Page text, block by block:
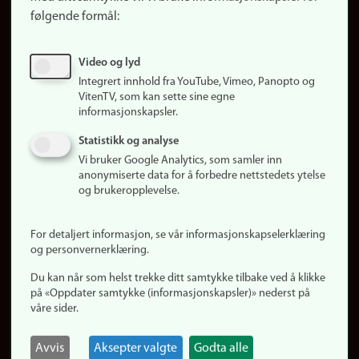
Finn studier
Ledige stillinger
Om nettstedet
Informasjonskapsler
Personvern
Logg inn
Rediger din ansattside
følgende formål:
Video og lyd
Integrert innhold fra YouTube, Vimeo, Panopto og
VitenTV, som kan sette sine egne
informasjonskapsler.
Statistikk og analyse
Vi bruker Google Analytics, som samler inn
anonymiserte data for å forbedre nettstedets ytelse
og brukeropplevelse.
For detaljert informasjon, se vår informasjonskapselerklæring
og personvernerklæring.
Du kan når som helst trekke ditt samtykke tilbake ved å klikke
på «Oppdater samtykke (informasjonskapsler)» nederst på
våre sider.
Avvis Aksepter valgte Godta alle